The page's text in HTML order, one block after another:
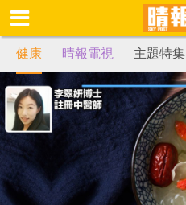
健康 晴報電視 主題特集